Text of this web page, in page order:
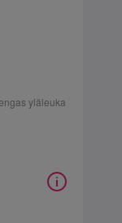
yläleuka